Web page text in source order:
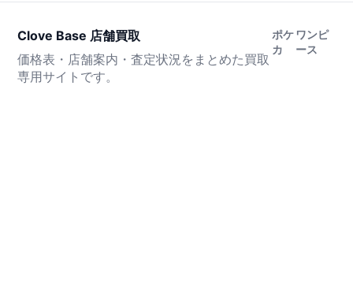
Clove Base 店舗買取
価格表・店舗案内・査定状況をまとめた買取
専用サイトです。
ポケ
カ
ワンピ
ース